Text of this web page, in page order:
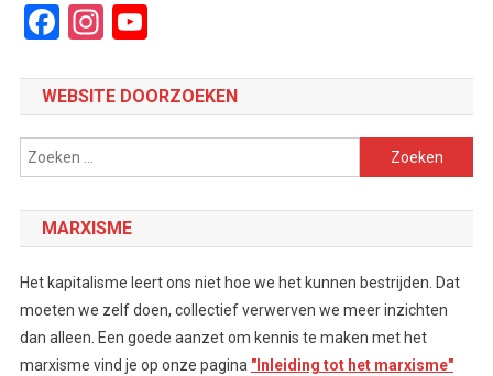
Facebook
Instagram
WEBSITE DOORZOEKEN
Zoeken
naar:
MARXISME
Het kapitalisme leert ons niet hoe we het kunnen bestrijden. Dat
moeten we zelf doen, collectief verwerven we meer inzichten
dan alleen. Een goede aanzet om kennis te maken met het
marxisme vind je op onze pagina "Inleiding tot het marxisme"